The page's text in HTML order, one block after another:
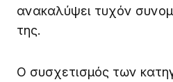
ανακαλύψει τυχόν
της.
Ο συσχετισμός των